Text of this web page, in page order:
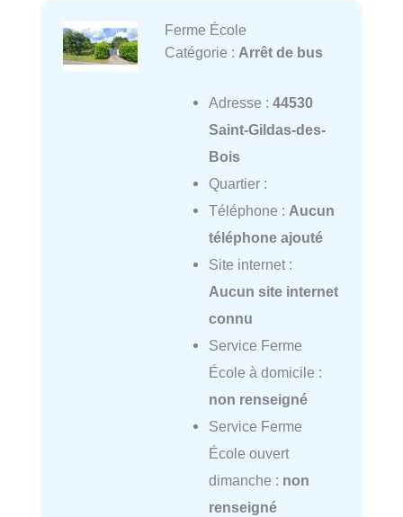
Ferme École
Catégorie : Arrêt de bus
Adresse : 44530
Saint-Gildas-des-
Bois
Quartier :
Téléphone : Aucun
téléphone ajouté
Site internet :
Aucun site internet
connu
Service Ferme
École à domicile :
non renseigné
Service Ferme
École ouvert
dimanche : non
renseigné